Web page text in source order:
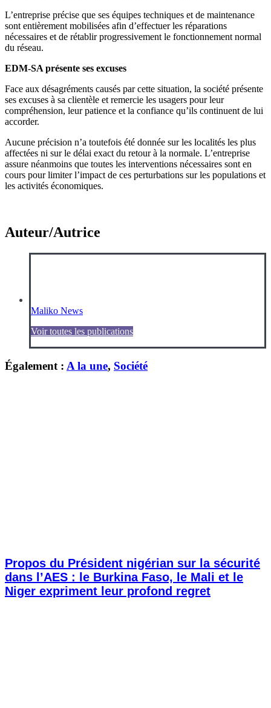
L’entreprise précise que ses équipes techniques et de maintenance
sont entièrement mobilisées afin d’effectuer les réparations
nécessaires et de rétablir progressivement le fonctionnement normal
du réseau.
EDM-SA présente ses excuses
Face aux désagréments causés par cette situation, la société présente
ses excuses à sa clientèle et remercie les usagers pour leur
compréhension, leur patience et la confiance qu’ils continuent de lui
accorder.
Aucune précision n’a toutefois été donnée sur les localités les plus
affectées ni sur le délai exact du retour à la normale. L’entreprise
assure néanmoins que toutes les interventions nécessaires sont en
cours pour limiter l’impact de ces perturbations sur les populations et
les activités économiques.
Auteur/Autrice
Maliko News
Voir toutes les publications
Également : A la une, Société
Propos du Président nigérian sur la sécurité
dans l’AES : le Burkina Faso, le Mali et le
Niger expriment leur profond regret